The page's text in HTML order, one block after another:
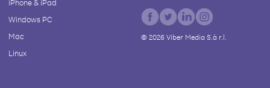
iPhone & iPad
Windows PC
Mac
Linux
© 2026Viber Media S.à r.l.